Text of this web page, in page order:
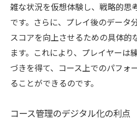
雑な状況を仮想体験し、戦略的思
です。さらに、プレイ後のデータ
スコアを向上させるための具体的
ます。これにより、プレイヤーは
づきを得て、コース上でのパフォ
ることができるのです。
コース管理のデジタル化の利点